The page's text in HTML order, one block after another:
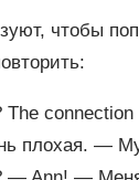
чтобы
connection
плохая. —